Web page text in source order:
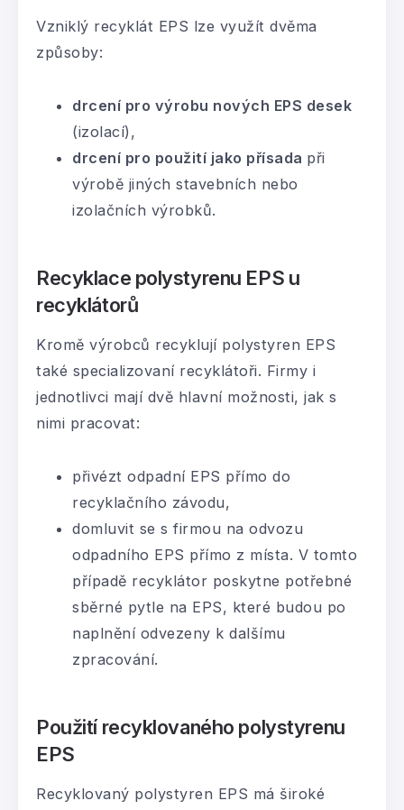
Vzniklý recyklát EPS lze využít dvěma
způsoby:
drcení pro výrobu nových EPS desek
(izolací),
drcení pro použití jako přísada při
výrobě jiných stavebních nebo
izolačních výrobků.
Recyklace polystyrenu EPS u
recyklátorů
Kromě výrobců recyklují polystyren EPS
také specializovaní recyklátoři. Firmy i
jednotlivci mají dvě hlavní možnosti, jak s
nimi pracovat:
přivézt odpadní EPS přímo do
recyklačního závodu,
domluvit se s firmou na odvozu
odpadního EPS přímo z místa. V tomto
případě recyklátor poskytne potřebné
sběrné pytle na EPS, které budou po
naplnění odvezeny k dalšímu
zpracování.
Použití recyklovaného polystyrenu
EPS
Recyklovaný polystyren EPS má široké